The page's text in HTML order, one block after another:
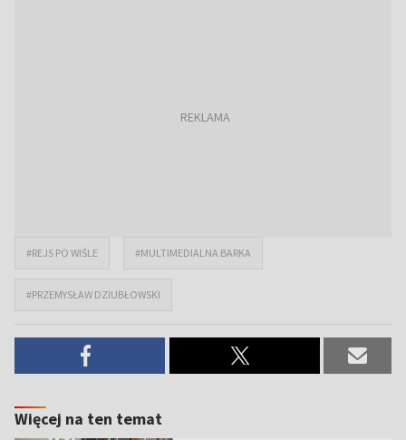
#REJS PO WIŚLE #MULTIMEDIALNA BARKA
#PRZEMYSŁAW DZIUBŁOWSKI
Więcej na ten temat